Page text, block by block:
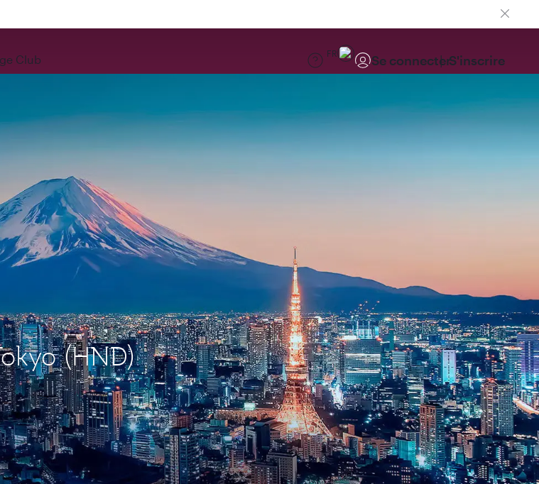
Club FR Se connecterS'inscrire
(HND)